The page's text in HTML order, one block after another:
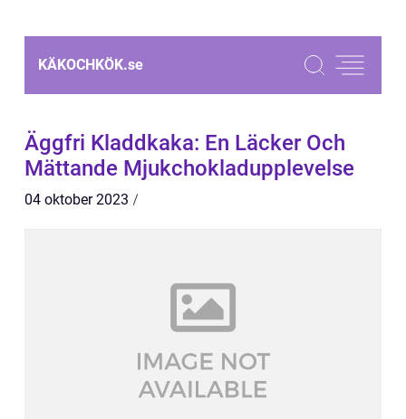
KÄKOCHKÖK.se
Äggfri Kladdkaka: En Läcker Och
Mättande Mjukchokladupplevelse
04 oktober 2023